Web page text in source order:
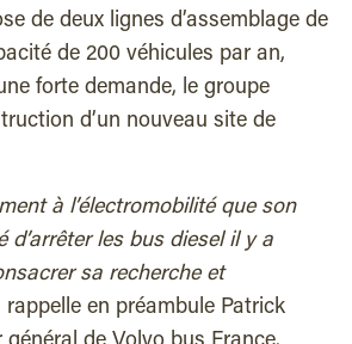
de deux lignes d’assemblage de
de 200 véhicules par an,
forte demande, le groupe
d’un nouveau site de
à l’électromobilité que son
d’arrêter les bus diesel il y a
sa recherche et
rappelle en préambule Patrick